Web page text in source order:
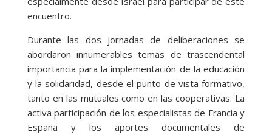
encuentro.
Durante las dos jornadas de deliberaciones se
abordaron innumerables temas de trascendental
importancia para la implementación de la educación
y la solidaridad, desde el punto de vista formativo,
tanto en las mutuales como en las cooperativas. La
activa participación de los especialistas de Francia y
España y los aportes documentales de